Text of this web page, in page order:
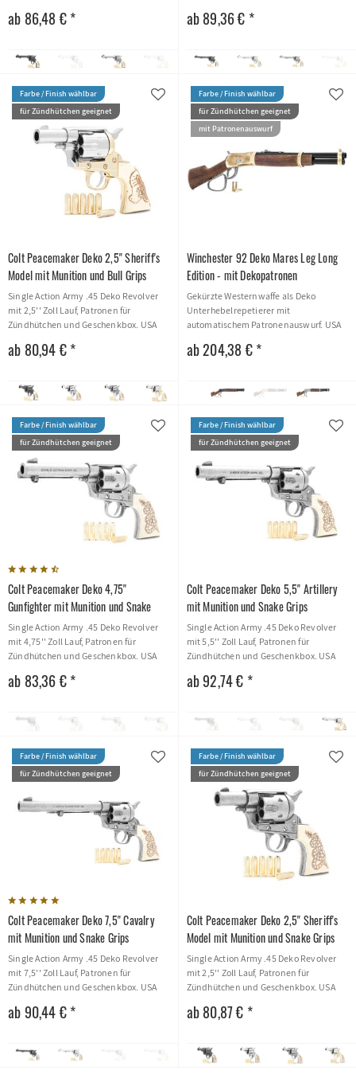
ab 86,48 € * ab 89,36 € *
Farbe / Finish wählbar
für Zündhütchen geeignet
Colt Peacemaker Deko 2,5'' Sheriff's
Model mit Munition und Bull Grips
Single Action Army .45 Deko Revolver
mit 2,5'' Zoll Lauf, Patronen für
Zündhütchen und Geschenkbox. USA
ab 80,94 € *
Farbe / Finish wählbar
für Zündhütchen geeignet
mit Patronenauswurf
Winchester 92 Deko Mares Leg Long
Edition - mit Dekopatronen
Gekürzte Westernwaffe als Deko
Unterhebelrepetierer mit
automatischem Patronenauswurf. USA
ab 204,38 € *
Farbe / Finish wählbar
für Zündhütchen geeignet
Colt Peacemaker Deko 4,75''
Gunfighter mit Munition und Snake
Grips
Single Action Army .45 Deko Revolver
mit 4,75'' Zoll Lauf, Patronen für
Zündhütchen und Geschenkbox. USA
ab 83,36 € *
Farbe / Finish wählbar
für Zündhütchen geeignet
Colt Peacemaker Deko 5,5'' Artillery
mit Munition und Snake Grips
Single Action Army .45 Deko Revolver
mit 5,5'' Zoll Lauf, Patronen für
Zündhütchen und Geschenkbox. USA
ab 92,74 € *
Farbe / Finish wählbar
für Zündhütchen geeignet
Colt Peacemaker Deko 7,5'' Cavalry
mit Munition und Snake Grips
Single Action Army .45 Deko Revolver
mit 7,5'' Zoll Lauf, Patronen für
Zündhütchen und Geschenkbox. USA
ab 90,44 € *
Farbe / Finish wählbar
für Zündhütchen geeignet
Colt Peacemaker Deko 2,5'' Sheriff's
Model mit Munition und Snake Grips
Single Action Army .45 Deko Revolver
mit 2,5'' Zoll Lauf, Patronen für
Zündhütchen und Geschenkbox. USA
ab 80,87 € *